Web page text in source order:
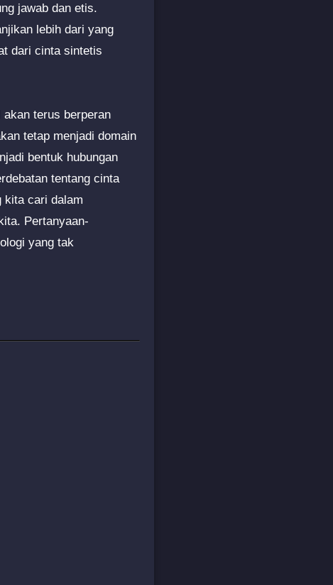
jawab dan etis.
lebih dari yang
dari cinta sintetis
terus berperan
tetap menjadi domain
bentuk hubungan
tentang cinta
kita cari dalam
Pertanyaan-
yang tak